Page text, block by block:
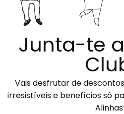
Junta-te
Vais desfrutar de
irresistíveis e benefícios só